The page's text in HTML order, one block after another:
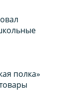
полка»